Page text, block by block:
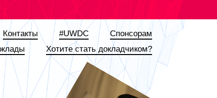
Контакты #UWDC
Спонсорам
Хотите стать докладчиком?